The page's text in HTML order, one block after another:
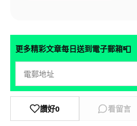
更多精彩文章每日送到電子郵箱📮
讚好0 看留言